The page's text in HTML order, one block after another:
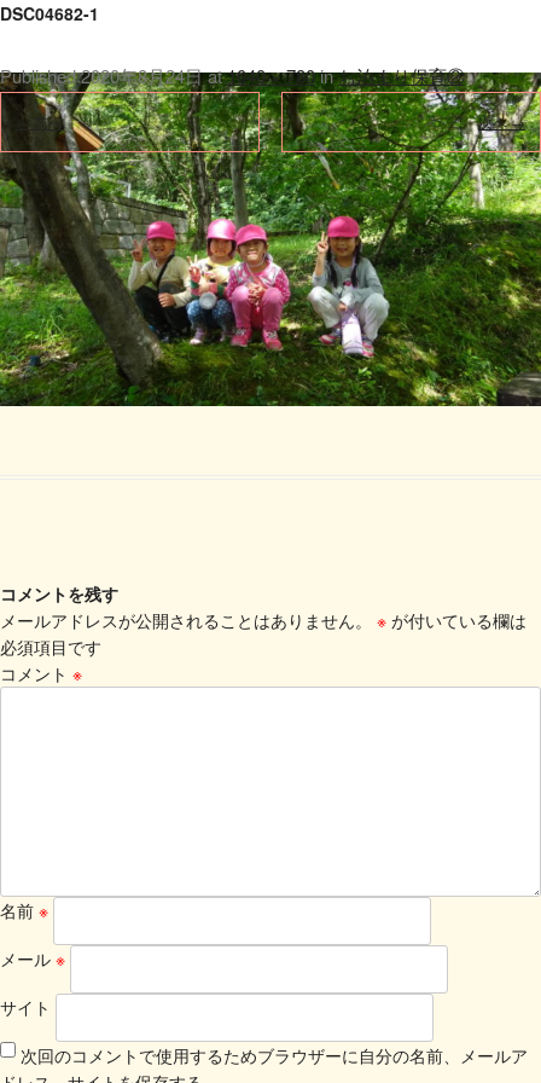
DSC04682-1
Published2020年8月24日at1040 × 780inお泊まり保育②.
← 前へ 次へ →
コメントを残す
メールアドレスが公開されることはありません。
※ が付いている欄は
必須項目です
コメント ※
名前 ※
メール ※
サイト
次回のコメントで使用するためブラウザーに自分の名前、メールア